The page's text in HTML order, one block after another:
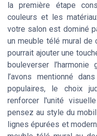
la première étape
couleurs et les
votre salon est dominé
un meuble télé mural de
pourrait ajouter une
bouleverser
l’avons mentionné
populaires, le choix
renforcer l'unité
pensez au style du
lignes épurées et